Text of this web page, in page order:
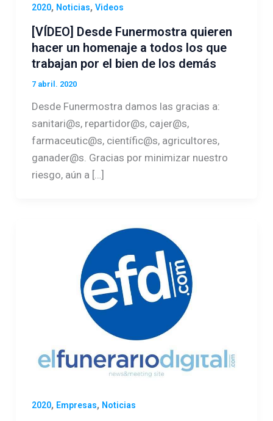
2020, Noticias, Videos
[VÍDEO] Desde Funermostra quieren
hacer un homenaje a todos los que
trabajan por el bien de los demás
7 abril. 2020
Desde Funermostra damos las gracias a:
sanitari@s, repartidor@s, cajer@s,
farmaceutic@s, científic@s, agricultores,
ganader@s. Gracias por minimizar nuestro
riesgo, aún a […]
2020, Empresas, Noticias